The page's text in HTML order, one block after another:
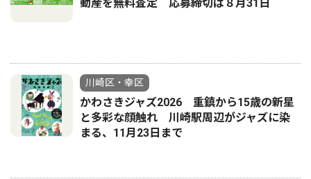
動産を無料査定 応募締切は８月31日
川崎区・幸区
かわさきジャズ2026 重鎮から15歳の新星
と多彩な顔触れ 川崎駅周辺がジャズに染
まる、11月23日まで